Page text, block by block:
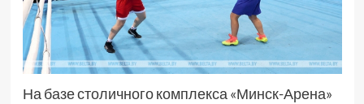
На базе столичного комплекса «Минск-Арена»